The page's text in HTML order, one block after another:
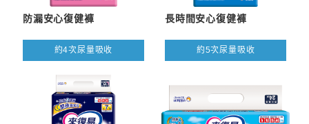
防漏安心復健褲
約4次尿量吸收
長時間安心復健褲
約5次尿量吸收